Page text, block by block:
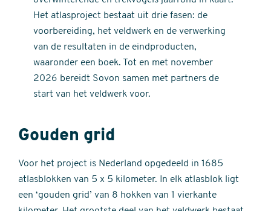
Het atlasproject bestaat uit drie fasen: de
voorbereiding, het veldwerk en de verwerking
van de resultaten in de eindproducten,
waaronder een boek. Tot en met november
2026 bereidt Sovon samen met partners de
start van het veldwerk voor.
Gouden grid
Voor het project is Nederland opgedeeld in 1685
atlasblokken van 5 x 5 kilometer. In elk atlasblok ligt
een ‘gouden grid’ van 8 hokken van 1 vierkante